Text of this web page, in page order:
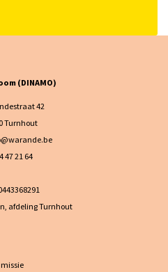
(DINAMO)
42
Turnhout
47 21 64
afdeling Turnhout
missie